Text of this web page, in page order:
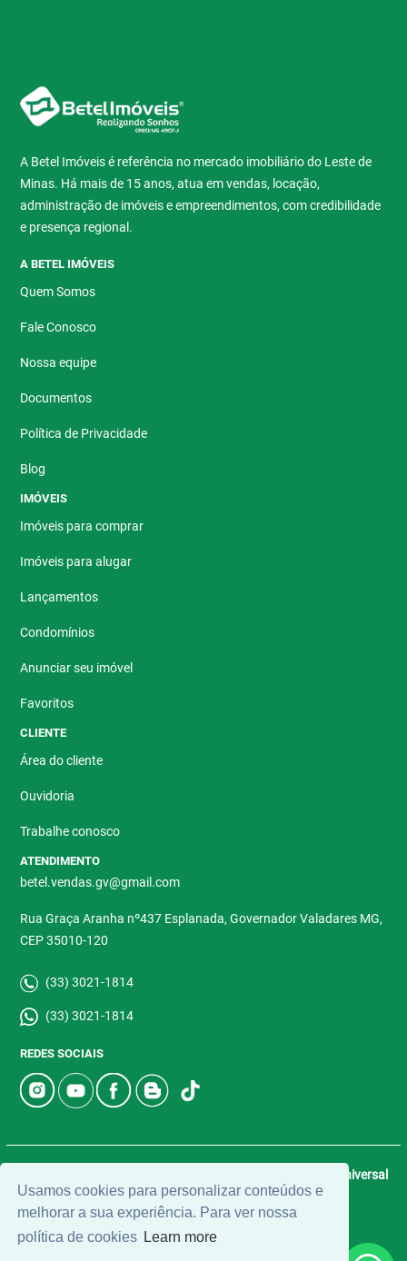
Usamos cookies para personalizar conteúdos e
melhorar a sua experiência. Para ver nossa
política de cookies Learn more
A Betel Imóveis é referência no mercado imobiliário do Leste de
Minas. Há mais de 15 anos, atua em vendas, locação,
administração de imóveis e empreendimentos, com credibilidade
e presença regional.
A BETEL IMÓVEIS
Quem Somos
Fale Conosco
Nossa equipe
Documentos
Política de Privacidade
Blog
IMÓVEIS
Imóveis para comprar
Imóveis para alugar
Lançamentos
Condomínios
Anunciar seu imóvel
Favoritos
CLIENTE
Área do cliente
Ouvidoria
Trabalhe conosco
ATENDIMENTO
betel.vendas.gv@gmail.com
Rua Graça Aranha nº437 Esplanada, Governador Valadares MG,
CEP 35010-120
(33) 3021-1814
(33) 3021-1814
REDES SOCIAIS
Universal
Software.